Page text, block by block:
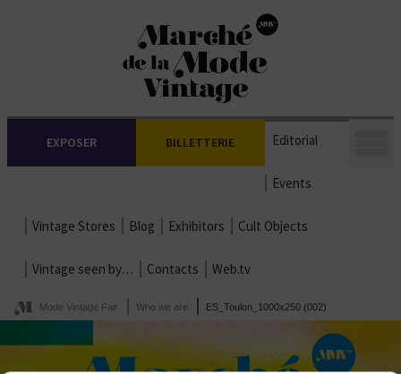
EXPOSER BILLETTERIE Editorial
Events
Vintage Stores Blog Exhibitors Cult Objects
Vintage seen by… Contacts Web.tv
Mode Vintage Fair Who we are ES_Toulon_1000x250 (002)